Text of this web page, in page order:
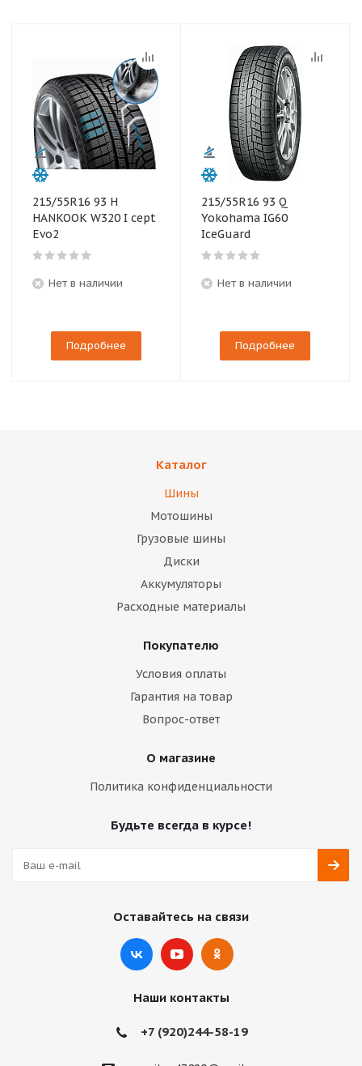
215/55R16 93 H
HANKOOK W320 I cept
Evo2
Нет в наличии
Подробнее
215/55R16 93 Q
Yokohama IG60
IceGuard
Нет в наличии
Подробнее
Каталог
Шины
Мотошины
Грузовые шины
Диски
Аккумуляторы
Расходные материалы
Покупателю
Условия оплаты
Гарантия на товар
Вопрос-ответ
О магазине
Политика конфиденциальности
Будьте всегда в курсе!
Оставайтесь на связи
Наши контакты
+7 (920)244-58-19